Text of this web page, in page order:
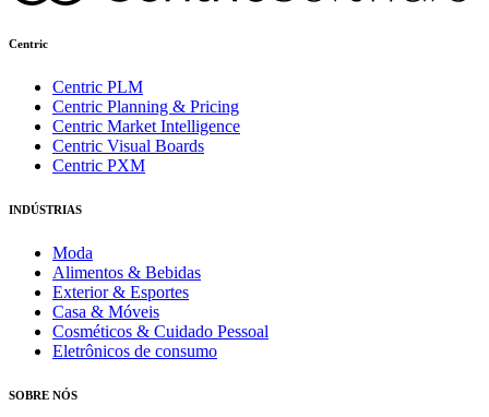
Centric
Centric PLM
Centric Planning & Pricing
Centric Market Intelligence
Centric Visual Boards
Centric PXM
INDÚSTRIAS
Moda
Alimentos & Bebidas
Exterior & Esportes
Casa & Móveis
Cosméticos & Cuidado Pessoal
Eletrônicos de consumo
SOBRE NÓS